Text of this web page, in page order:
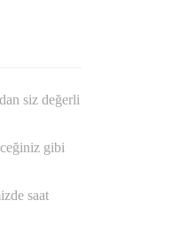
siz değerli
gibi
saat